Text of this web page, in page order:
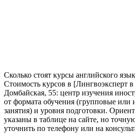
Сколько стоят курсы английского
Стоимость курсов в [Лингвоэксперт
Домбайская, 55: центр изучения
от формата обучения (групповые или
занятия) и уровня подготовки.
указаны в таблице на сайте, но
уточнить по телефону или на